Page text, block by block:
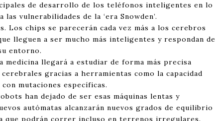
de desarrollo de los teléfonos inteligentes en lo
vulnerabilidades de la ‘era Snowden’.
Los chips se parecerán cada vez más a los cerebros
lleguen a ser mucho más inteligentes y respondan de
entorno.
medicina llegará a estudiar de forma más precisa
gracias a herramientas como la capacidad
mutaciones específicas.
han dejado de ser esas máquinas lentas y
autómatas alcanzarán nuevos grados de equilibrio
que podrán correr incluso en terrenos irregulares.